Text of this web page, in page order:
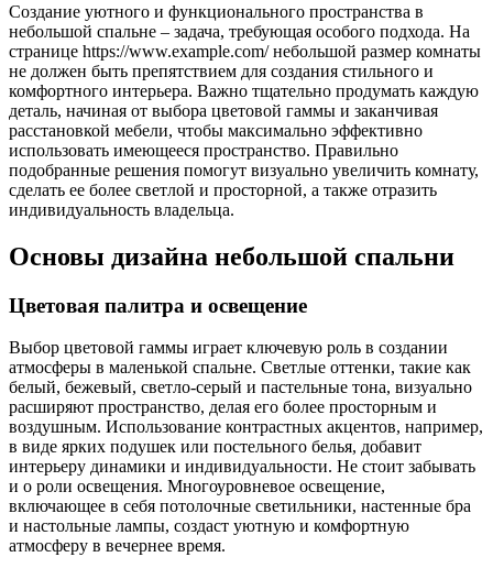
Создание уютного и функционального пространства в
небольшой спальне – задача, требующая особого подхода. На
странице https://www.example.com/ небольшой размер комнаты
не должен быть препятствием для создания стильного и
комфортного интерьера. Важно тщательно продумать каждую
деталь, начиная от выбора цветовой гаммы и заканчивая
расстановкой мебели, чтобы максимально эффективно
использовать имеющееся пространство. Правильно
подобранные решения помогут визуально увеличить комнату,
сделать ее более светлой и просторной, а также отразить
индивидуальность владельца.
Основы дизайна небольшой спальни
Цветовая палитра и освещение
Выбор цветовой гаммы играет ключевую роль в создании
атмосферы в маленькой спальне. Светлые оттенки, такие как
белый, бежевый, светло-серый и пастельные тона, визуально
расширяют пространство, делая его более просторным и
воздушным. Использование контрастных акцентов, например,
в виде ярких подушек или постельного белья, добавит
интерьеру динамики и индивидуальности. Не стоит забывать
и о роли освещения. Многоуровневое освещение,
включающее в себя потолочные светильники, настенные бра
и настольные лампы, создаст уютную и комфортную
атмосферу в вечернее время.